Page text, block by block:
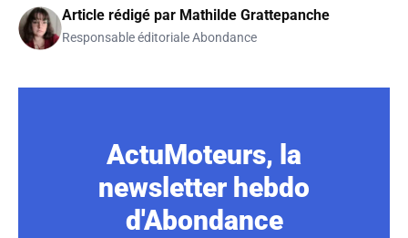
Article rédigé par Mathilde Grattepanche
Responsable éditoriale Abondance
ActuMoteurs, la
newsletter hebdo
d'Abondance